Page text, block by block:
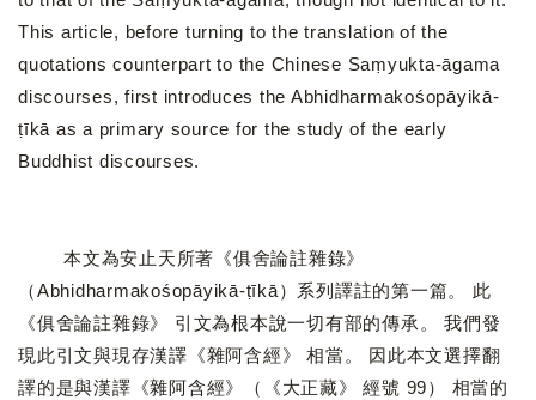
This article, before turning to the translation of the
quotations counterpart to the Chinese Saṃyukta-āgama
discourses, first introduces the Abhidharmakośopāyikā-
ṭīkā as a primary source for the study of the early
Buddhist discourses.
本文為安止天所著《俱舍論註雜錄》
（Abhidharmakośopāyikā-ṭīkā）系列譯註的第一篇。 此
《俱舍論註雜錄》 引文為根本說一切有部的傳承。 我們發
現此引文與現存漢譯《雜阿含經》 相當。 因此本文選擇翻
譯的是與漢譯《雜阿含經》（《大正藏》 經號 99） 相當的